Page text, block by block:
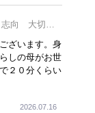
サービス業、
ことです。
ーグルトを
たそうです。
高級外車が停
でも売れると
しく読みまし
向 大切な
ざいます。身
しの母がお世
２０分くらい
理由で、その
っては、半日
2026.07.16